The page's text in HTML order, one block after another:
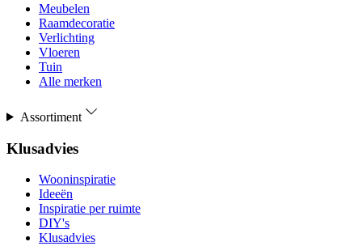
Meubelen
Raamdecoratie
Verlichting
Vloeren
Tuin
Alle merken
Assortiment
Klusadvies
Wooninspiratie
Ideeën
Inspiratie per ruimte
DIY's
Klusadvies